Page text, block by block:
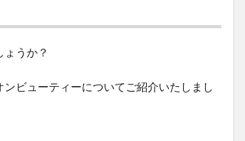
ょうか？
ンビューティーについてご紹介いたしまし